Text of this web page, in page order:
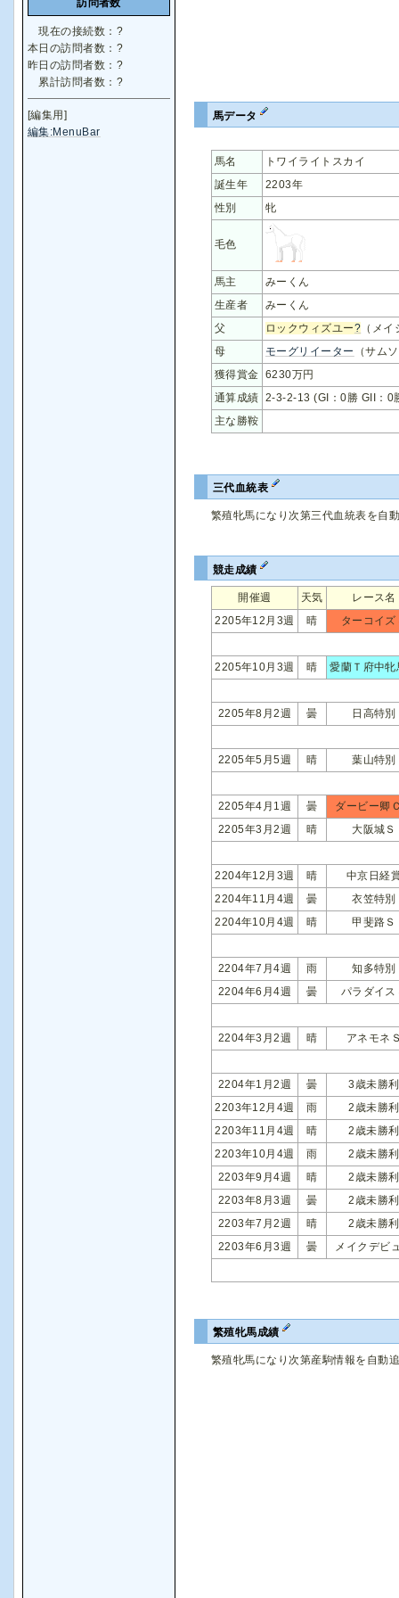
馬データ
馬名
トワイライトスカイ
誕生年
2203年
性別
牝
毛色
馬主
みーくん
生産者
みーくん
父
ロックウィズユー? （メ
母
モーグリイーター
（サム
獲得賞金 6230万円
通算成績 2-3-2-13 (GI：0勝 GII：0
主な勝鞍
三代血統表
繁殖牝馬になり次第三代血統表を自
競走成績
開催週 天気
レース名
2205年12月3週
晴 ターコイズ
2205年10月3週 晴 愛蘭Ｔ府中牝
2205年8月2週 曇 日高特別
2205年5月5週 晴 葉山特別
2205年4月1週 曇
ダービー卿
2205年3月2週
晴 大阪城Ｓ
2204年12月3週 晴
中京日経
2204年11月4週
曇
衣笠特別
2204年10月4週
晴 甲斐路Ｓ
2204年7月4週 雨
知多特別
2204年6月4週
曇 パラダイス
2204年3月2週 晴 アネモネ
2204年1月2週 曇
3歳未勝利
2203年12月4週
雨
2歳未勝利
2203年11月4週
晴
2歳未勝利
2203年10月4週
雨
2歳未勝利
2203年9月4週
晴
2歳未勝利
2203年8月3週
曇
2歳未勝利
2203年7月2週
晴
2歳未勝利
2203年6月3週
曇 メイクデビ
繁殖牝馬成績
繁殖牝馬になり次第産駒情報を自動
現在の接続数： ?
本日の訪問者数： ?
昨日の訪問者数： ?
累計訪問者数： ?
[編集用]
編集:MenuBar